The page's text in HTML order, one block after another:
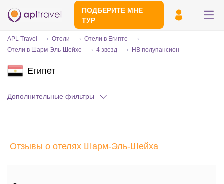
ПОДБЕРИТЕ МНЕ
ТУР
Отправьте свой номер телефона
Эксперт свяжется с вами и сделает
APL Travel Отели
Отели в Египте
Отели в Шарм-Эль-Шейхе
4 звезд HB полупансион
Египет
Дополнительные фильтры
Отзывы о отелях Шарм-Эль-Шейха